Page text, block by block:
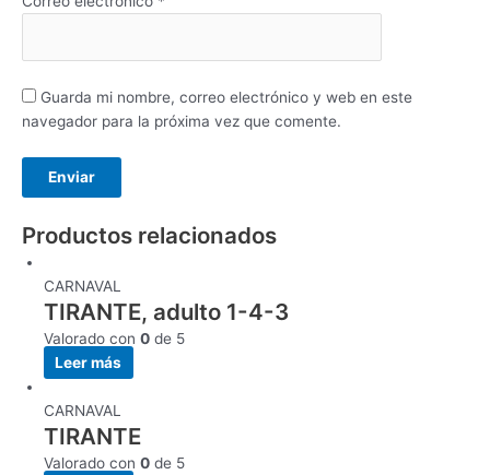
Guarda mi nombre, correo electrónico y web en este
navegador para la próxima vez que comente.
Productos relacionados
CARNAVAL
TIRANTE, adulto 1-4-3
Valorado con 0 de 5
Leer más
CARNAVAL
TIRANTE
Valorado con 0 de 5